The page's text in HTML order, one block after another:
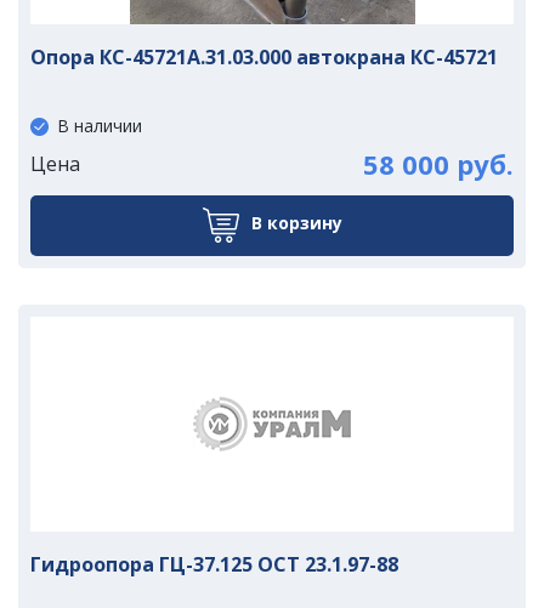
Опора КС-45721А.31.03.000 автокрана КС-45721
В наличии
Цена 58 000 руб.
В корзину
Гидроопора ГЦ-37.125 ОСТ 23.1.97-88